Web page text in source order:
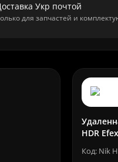
Укр почтой
для запчастей и
HDR Efex
Код: Nik